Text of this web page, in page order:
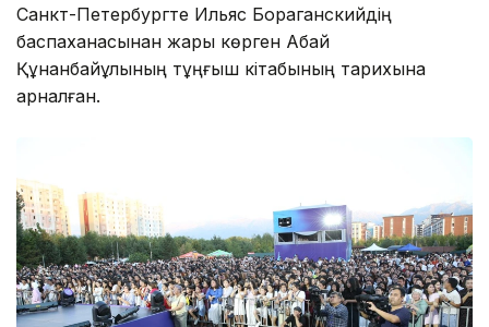
Санкт-Петербургте Ильяс Бораганскийдің
баспаханасынан жарық көрген Абай
Құнанбайұлының тұңғыш кітабының тарихына
арналған.